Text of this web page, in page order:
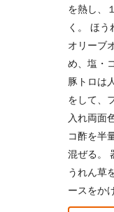
を熱し、
く。 ほう
オリーブ
め、塩・
豚トロは
をして、
入れ両面
コ酢を半
混ぜる。
うれん草
ースをか